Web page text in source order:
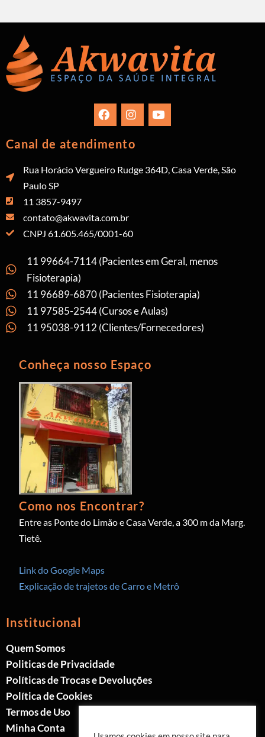
Canal de atendimento
Rua Horácio Vergueiro Rudge 364D, Casa Verde, São
Paulo SP
11 3857-9497
contato@akwavita.com.br
CNPJ 61.605.465/0001-60
11 99664-7114 (Pacientes em Geral, menos
Fisioterapia)
11 96689-6870 (Pacientes Fisioterapia)
11 97585-2544 (Cursos e Aulas)
11 95038-9112 (Clientes/Fornecedores)
Conheça nosso Espaço
Como nos Encontrar?
Entre as Ponte do Limão e Casa Verde, a 300 m da Marg.
Tietê.
Link do Google Maps
Explicação de trajetos de Carro e Metrô
Institucional
Quem Somos
Politicas de Privacidade
Políticas de Trocas e Devoluções
Política de Cookies
Termos de Uso
Minha Conta